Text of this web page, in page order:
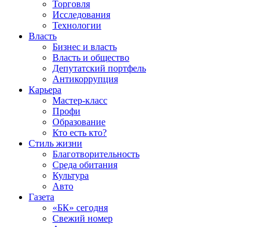
Торговля
Исследования
Технологии
Власть
Бизнес и власть
Власть и общество
Депутатский портфель
Антикоррупция
Карьера
Мастер-класс
Профи
Образование
Кто есть кто?
Стиль жизни
Благотворительность
Среда обитания
Культура
Авто
Газета
«БК» сегодня
Свежий номер